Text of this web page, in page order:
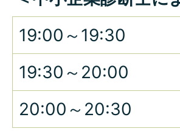
19:00～19:30
19:30～20:00
20:00～20:30